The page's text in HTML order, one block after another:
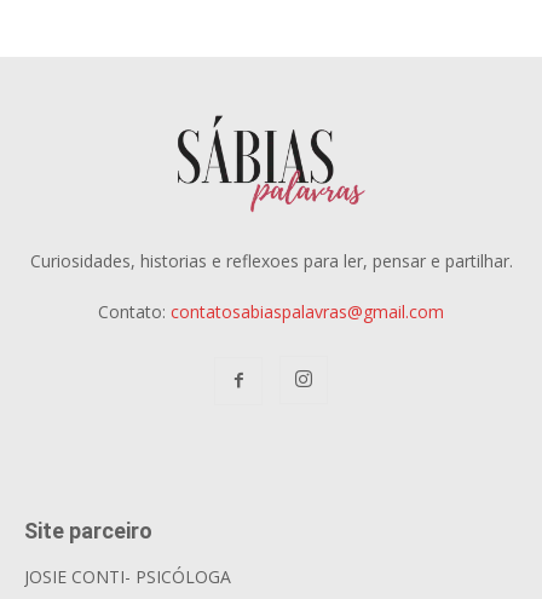
Curiosidades, historias e reflexoes para ler, pensar e partilhar.
Contato: contatosabiaspalavras@gmail.com
Site parceiro
JOSIE CONTI- PSICÓLOGA